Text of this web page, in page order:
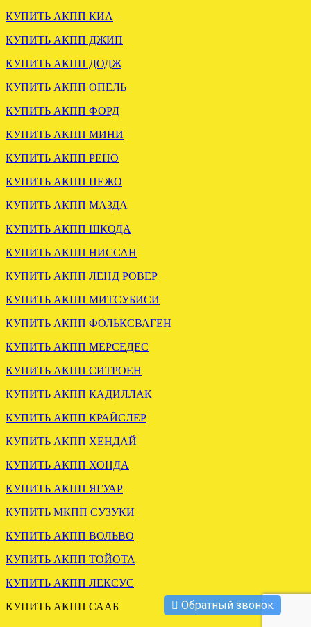
Отправлена АКПП
MITSUBISHI PAJERO
MONTERO 3.0
ОТГРУЖЕНА
ФОРД ТРАНЗИТ 2.4 MT82
ОТПРАВЛЕНА КПП
РОБОТ РЕНО СЦЕНИК 1.5
.
ЗАМЕНА АКПП БМВ Х3
КУПИТЬ АКПП КИА
КУПИТЬ АКПП ДЖИП
КУПИТЬ АКПП ДОДЖ
КУПИТЬ АКПП ОПЕЛЬ
КУПИТЬ АКПП ФОРД
КУПИТЬ АКПП МИНИ
КУПИТЬ АКПП РЕНО
КУПИТЬ АКПП ПЕЖО
КУПИТЬ АКПП МАЗДА
КУПИТЬ АКПП ШКОДА
КУПИТЬ АКПП НИССАН
КУПИТЬ АКПП ЛЕНД РОВЕР
КУПИТЬ АКПП МИТСУБИСИ
КУПИТЬ АКПП ФОЛЬКСВАГЕН
КУПИТЬ АКПП МЕРСЕДЕС
КУПИТЬ АКПП СИТРОЕН
КУПИТЬ АКПП КАДИЛЛАК
КУПИТЬ АКПП КРАЙСЛЕР
КУПИТЬ АКПП ХЕНДАЙ
КУПИТЬ АКПП ХОНДА
КУПИТЬ АКПП ЯГУАР
КУПИТЬ МКПП СУЗУКИ
КУПИТЬ АКПП ВОЛЬВО
КУПИТЬ АКПП ТОЙОТА
КУПИТЬ АКПП ЛЕКСУС
КУПИТЬ АКПП СААБ
Обратный звонок